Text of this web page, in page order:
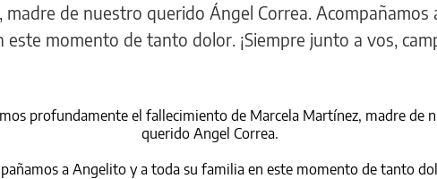
madre de nuestro querido Ángel Correa.
este momento de tanto dolor. ¡Siempre junto a vos,
profundamente el fallecimiento de Marcela Martínez, madre de
querido Angel Correa.
a Angelito y a toda su familia en este momento de tanto